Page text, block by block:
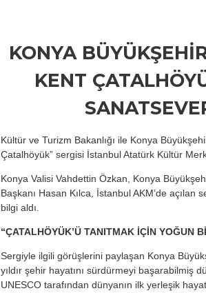
KONYA
KENT
Kültür ve Turizm Bakanlığı ile Konya
Çatalhöyük” sergisi İstanbul Atatürk Kültür
Konya Valisi Vahdettin Özkan, Konya
Başkanı Hasan Kılca, İstanbul AKM’de açılan
bilgi aldı.
“ÇATALHÖYÜK’Ü TANITMAK İÇİN YOĞUN
Sergiyle ilgili görüşlerini paylaşan Konya
yıldır şehir hayatını sürdürmeyi başarabilmiş
UNESCO tarafından dünyanın ilk yerleşik